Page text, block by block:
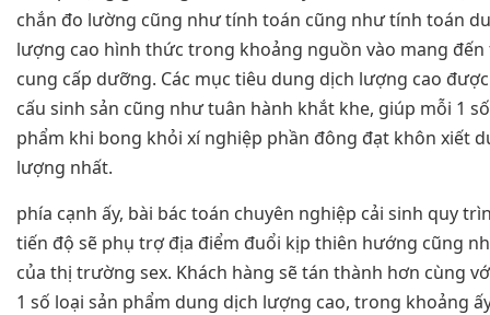
chắn đo lường cũng như tính toán cũng như tính toán
lượng cao hình thức trong khoảng nguồn vào mang
cung cấp dưỡng. Các mục tiêu dung dịch lượng cao
cấu sinh sản cũng như tuân hành khắt khe, giúp mỗi 1
phẩm khi bong khỏi xí nghiệp phần đông đạt khôn xiết
lượng nhất.
phía cạnh ấy, bài bác toán chuyên nghiệp cải sinh quy
tiến độ sẽ phụ trợ địa điểm đuổi kịp thiên hướng cũng
của thị trường sex. Khách hàng sẽ tán thành hơn cùng
1 số loại sản phẩm dung dịch lượng cao, trong khoảng